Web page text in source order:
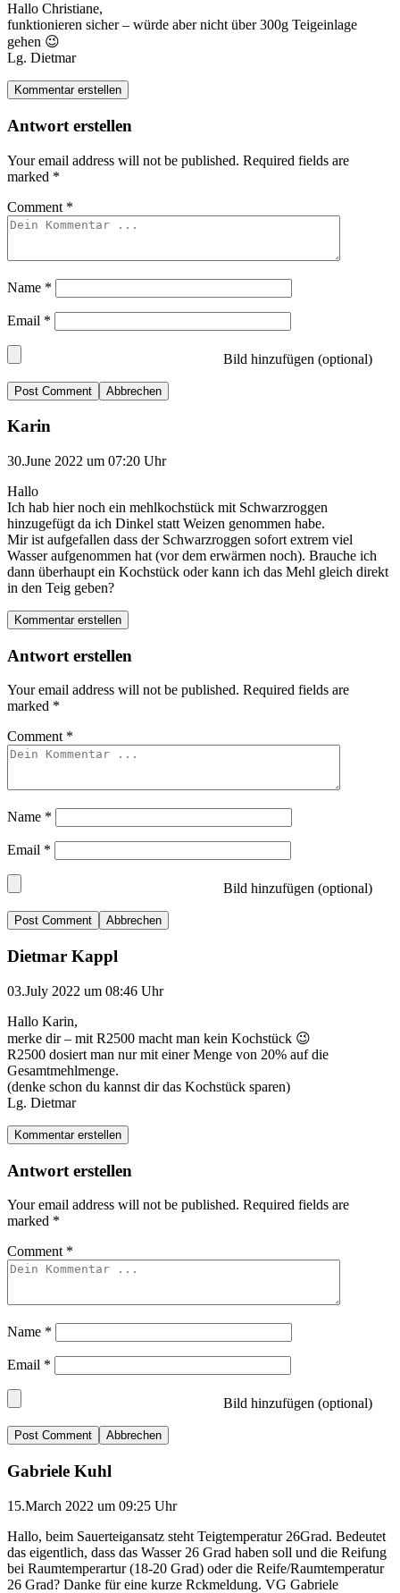
Hallo Christiane,
funktionieren sicher – würde aber nicht über 300g Teigeinlage
gehen 😉
Lg. Dietmar
Kommentar erstellen
Antwort erstellen
Your email address will not be published. Required fields are
marked *
Comment *
Name *
Email *
Bild hinzufügen (optional)
Abbrechen
Karin
30.June 2022 um 07:20 Uhr
Hallo
Ich hab hier noch ein mehlkochstück mit Schwarzroggen
hinzugefügt da ich Dinkel statt Weizen genommen habe.
Mir ist aufgefallen dass der Schwarzroggen sofort extrem viel
Wasser aufgenommen hat (vor dem erwärmen noch). Brauche ich
dann überhaupt ein Kochstück oder kann ich das Mehl gleich direkt
in den Teig geben?
Kommentar erstellen
Antwort erstellen
Your email address will not be published. Required fields are
marked *
Comment *
Name *
Email *
Bild hinzufügen (optional)
Abbrechen
Dietmar Kappl
03.July 2022 um 08:46 Uhr
Hallo Karin,
merke dir – mit R2500 macht man kein Kochstück 😉
R2500 dosiert man nur mit einer Menge von 20% auf die
Gesamtmehlmenge.
(denke schon du kannst dir das Kochstück sparen)
Lg. Dietmar
Kommentar erstellen
Antwort erstellen
Your email address will not be published. Required fields are
marked *
Comment *
Name *
Email *
Bild hinzufügen (optional)
Abbrechen
Gabriele Kuhl
15.March 2022 um 09:25 Uhr
Hallo, beim Sauerteigansatz steht Teigtemperatur 26Grad. Bedeutet
das eigentlich, dass das Wasser 26 Grad haben soll und die Reifung
bei Raumtemperartur (18-20 Grad) oder die Reife/Raumtemperatur
26 Grad? Danke für eine kurze Rckmeldung. VG Gabriele